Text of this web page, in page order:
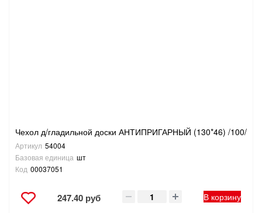
Чехол д/гладильной доски АНТИПРИГАРНЫЙ (130*46) /100/
Артикул 54004
Базовая единица шт
Код 00037051
247.40 руб В корзину